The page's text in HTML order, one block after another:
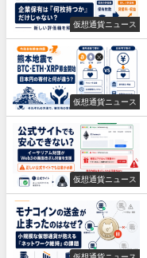
仮想通貨ニュース
仮想通貨ニュース
仮想通貨ニュース